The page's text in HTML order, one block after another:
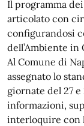
Il programma
articolato con
configurandosi
dell’Ambiente in
Al Comune di
assegnato lo
giornate del 27
informazioni,
interloquire con